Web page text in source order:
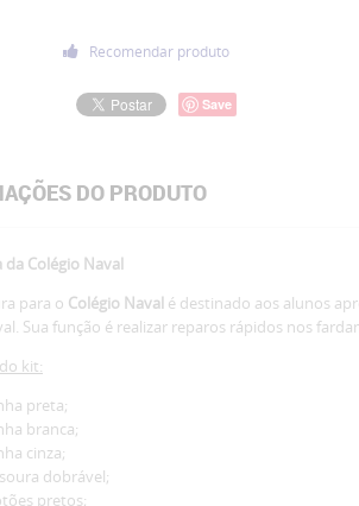
Recomendar produto
Save
DO PRODUTO
da Colégio Naval
para o Colégio Naval é destinado aos alunos
Sua função é realizar reparos rápidos nos
kit:
preta;
branca;
cinza;
dobrável;
pretos;